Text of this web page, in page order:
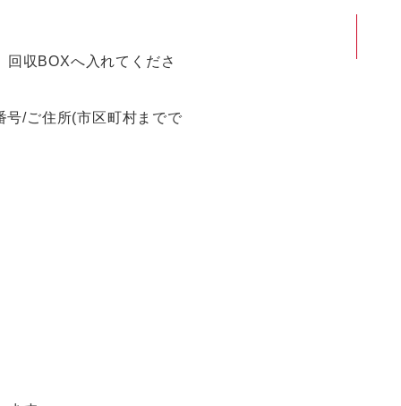
収BOXへ入れてくださ
号/ご住所(市区町村までで